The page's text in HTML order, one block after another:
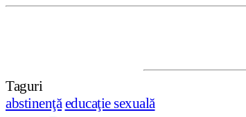
Taguri
abstinenţă educaţie sexuală